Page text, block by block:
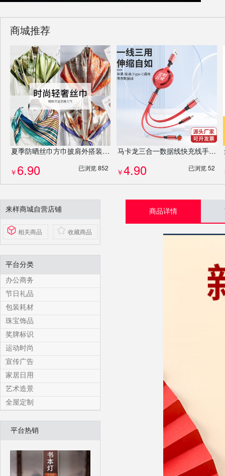
商城推荐
夏季防晒丝巾方巾披肩外搭装饰沙滩巾妇女节伴手礼企业公司送礼礼物混发批发
￥ 6.90 已浏览 852
马卡龙三合一数据线快充线手机充电线可伸缩办公礼品礼盒定制
￥4.90 已浏览 52
来样商城自营店铺
相关商品 收藏商品
平台分类
办公商务
节日礼品
包装耗材
珠宝饰品
奖牌标识
运动时尚
宣传广告
家居日用
艺术造景
全屋定制
平台热销
商品详情